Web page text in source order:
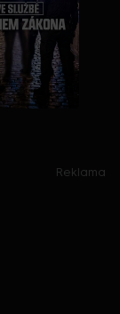
Reklama